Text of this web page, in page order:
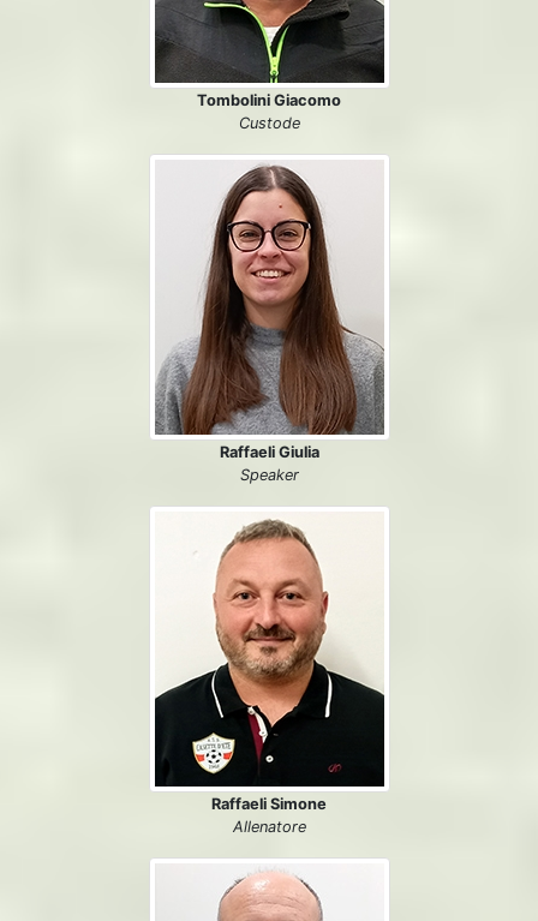
Tombolini Giacomo
Custode
Raffaeli Giulia
Speaker
Raffaeli Simone
Allenatore